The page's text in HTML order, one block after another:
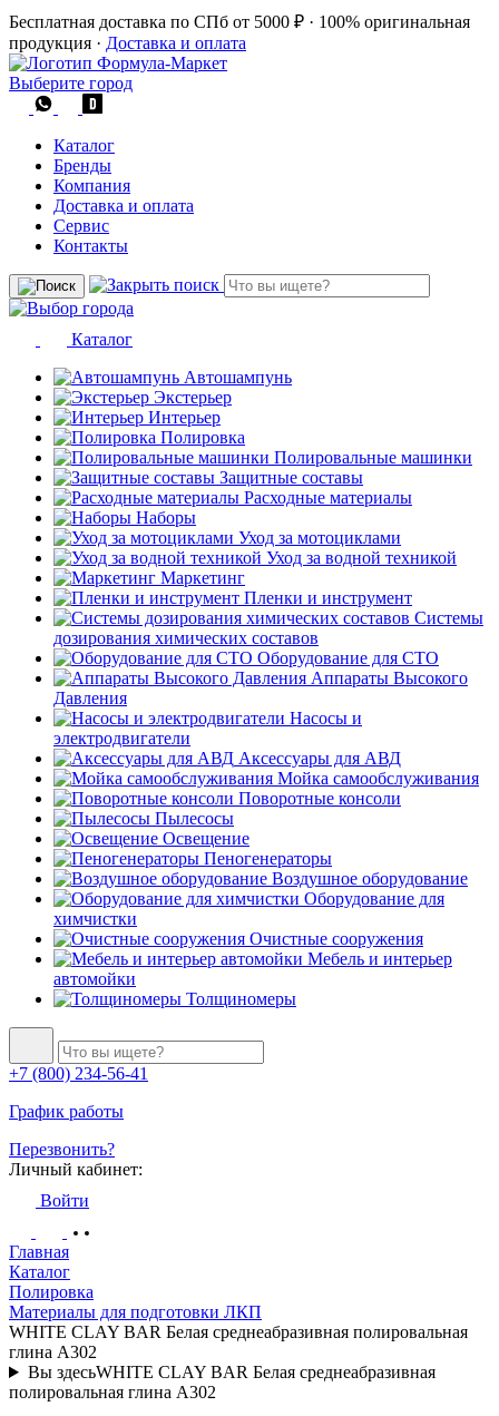
Бесплатная доставка по СПб от 5000 ₽ · 100% оригинальная
продукция · Доставка и оплата
Выберите город
Каталог
Бренды
Компания
Доставка и оплата
Сервис
Контакты
Каталог
Автошампунь
Экстерьер
Интерьер
Полировка
Полировальные машинки
Защитные составы
Расходные материалы
Наборы
Уход за мотоциклами
Уход за водной техникой
Маркетинг
Пленки и инструмент
Системы
дозирования химических составов
Оборудование для СТО
Аппараты Высокого
Давления
Насосы и
электродвигатели
Аксессуары для АВД
Мойка самообслуживания
Поворотные консоли
Пылесосы
Освещение
Пеногенераторы
Воздушное оборудование
Оборудование для
химчистки
Очистные сооружения
Мебель и интерьер
автомойки
Толщиномеры
+7 (800) 234-56-41
График работы
Перезвонить?
Личный кабинет:
Войти
Главная
Каталог
Полировка
Материалы для подготовки ЛКП
WHITE CLAY BAR Белая среднеабразивная полировальная
глина A302
Вы здесьWHITE CLAY BAR Белая среднеабразивная
полировальная глина A302